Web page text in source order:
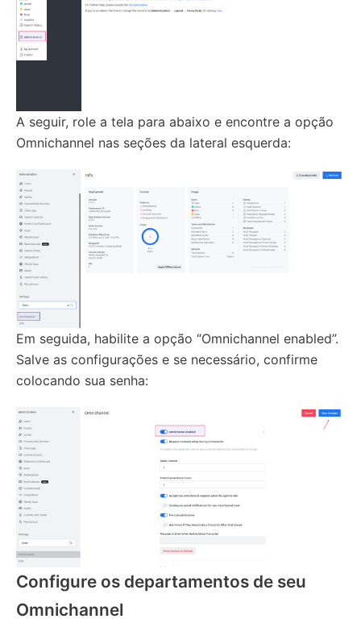
A seguir, role a tela para abaixo e encontre a opção
Omnichannel nas seções da lateral esquerda:
Em seguida, habilite a opção “Omnichannel enabled”.
Salve as configurações e se necessário, confirme
colocando sua senha:
Configure os departamentos de seu
Omnichannel